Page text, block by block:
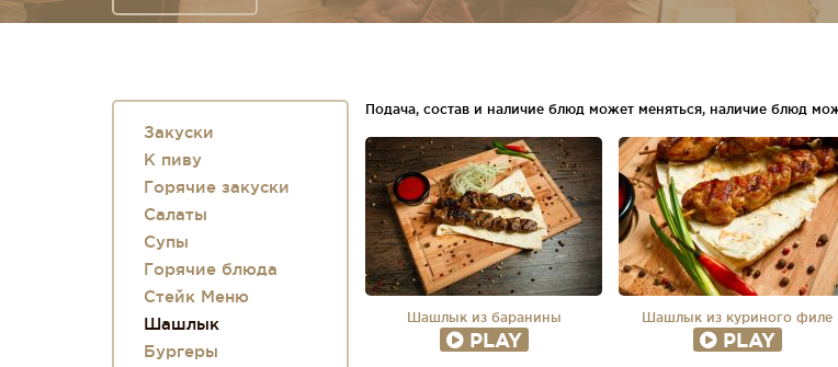
Закуски
К пиву
Горячие закуски
Салаты
Супы
Горячие блюда
Стейк Меню
Шашлык
Бургеры
Подача, состав и наличие блюд может меняться, наличие блюд
Шашлык из баранины
PLAY
Шашлык из куриного филе
PLAY